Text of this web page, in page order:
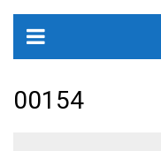
00154